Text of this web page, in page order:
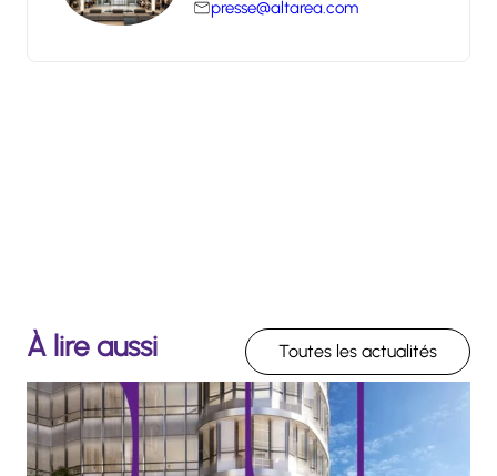
presse@altarea.com
À lire aussi Toutes les actualités